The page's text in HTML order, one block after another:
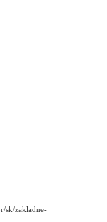
sk/zakladne-